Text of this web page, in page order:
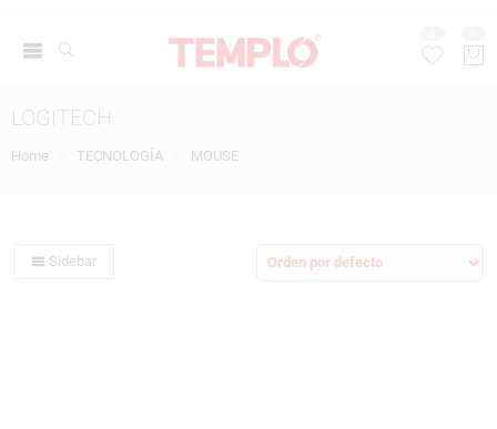
LOGITECH
Home TECNOLOGÍA MOUSE
Sidebar